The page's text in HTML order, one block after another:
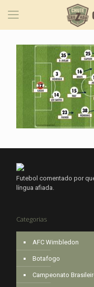
Futebol comentado por
língua afiada.
Categorias
AFC Wimbledon
Botafogo
Campeonato